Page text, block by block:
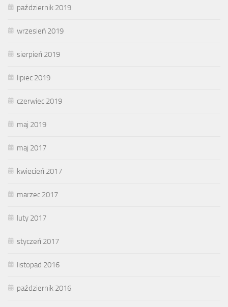
październik 2019
wrzesień 2019
sierpień 2019
lipiec 2019
czerwiec 2019
maj 2019
maj 2017
kwiecień 2017
marzec 2017
luty 2017
styczeń 2017
listopad 2016
październik 2016